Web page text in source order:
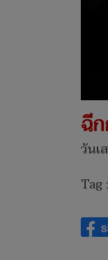
ฉี
วันเ
Tag :